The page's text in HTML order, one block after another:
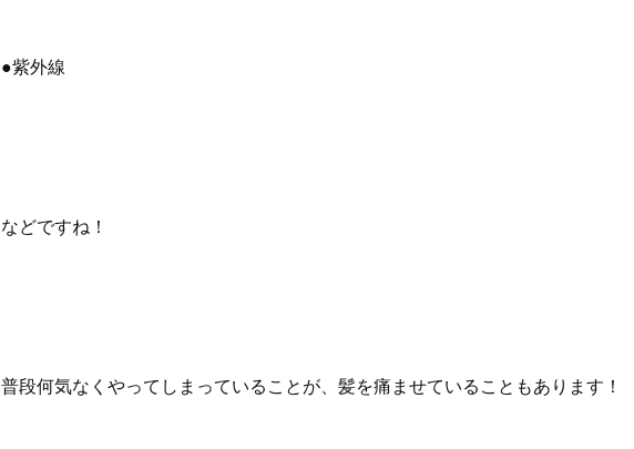
●紫外線
などですね！
普段何気なくやってしまっていることが、髪を痛ませていることもあります！